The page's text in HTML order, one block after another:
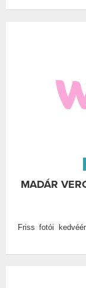
MADÁR
Friss fotói